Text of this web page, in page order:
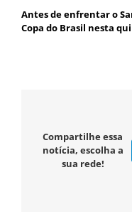
Antes de enfrentar o
Copa do Brasil nesta
Compartilhe essa
notícia, escolha a
sua rede!